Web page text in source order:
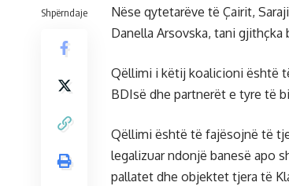
Shpërndaje
Nëse qytetarëve të Çairit,
Danella Arsovska, tani
Qëllimi i këtij koalicioni është
BDIsë dhe partnerët e tyre të
Qëllimi është të fajësojnë të
legalizuar ndonjë banesë apo
pallatet dhe objektet tjera të